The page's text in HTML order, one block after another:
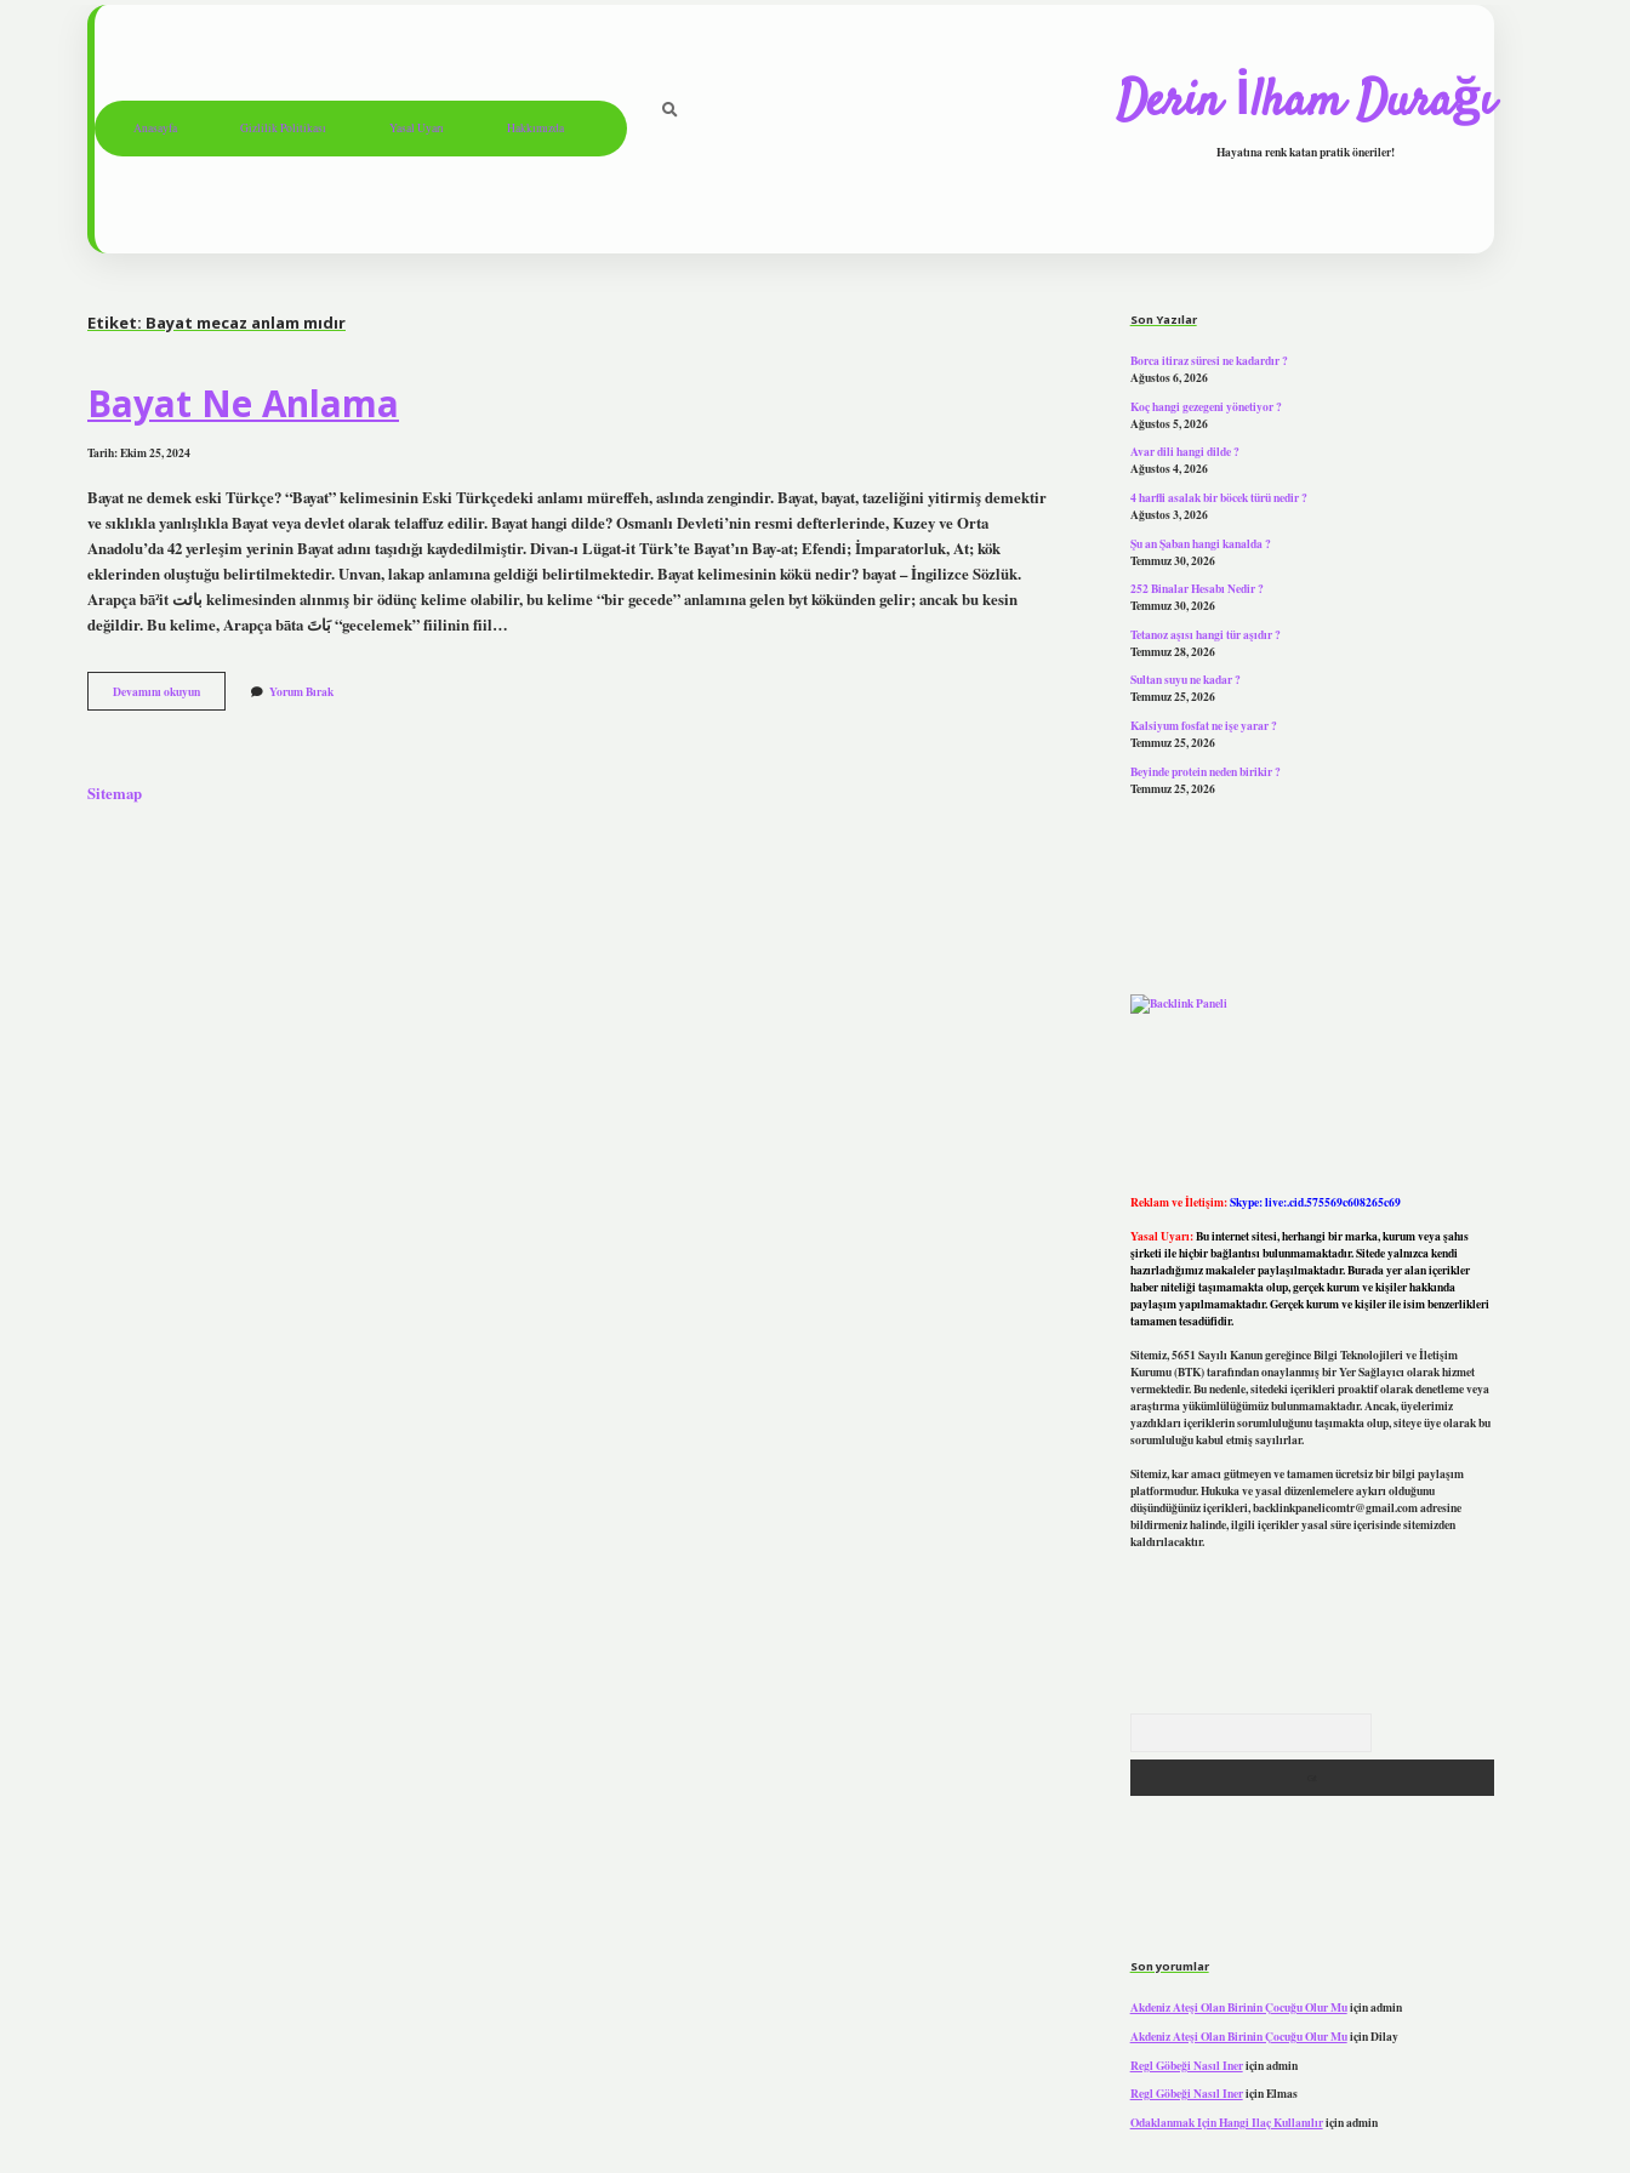
Anasayfa Gizlilik Politikası Yasal Uyarı Hakkımızda Derin İlham Durağı
Hayatına renk katan pratik öneriler!
Etiket: Bayat mecaz anlam mıdır
Bayat Ne Anlama
Tarih: Ekim 25, 2024
Bayat ne demek eski Türkçe? “Bayat” kelimesinin Eski Türkçedeki anlamı müreffeh, aslında zengindir. Bayat, bayat, tazeliğini yitirmiş demektir
ve sıklıkla yanlışlıkla Bayat veya devlet olarak telaffuz edilir. Bayat hangi dilde? Osmanlı Devleti’nin resmi defterlerinde, Kuzey ve Orta
Anadolu’da 42 yerleşim yerinin Bayat adını taşıdığı kaydedilmiştir. Divan-ı Lügat-it Türk’te Bayat’ın Bay-at; Efendi; İmparatorluk, At; kök
eklerinden oluştuğu belirtilmektedir. Unvan, lakap anlamına geldiği belirtilmektedir. Bayat kelimesinin kökü nedir? bayat – İngilizce Sözlük.
Arapça bāˀit بائت kelimesinden alınmış bir ödünç kelime olabilir, bu kelime “bir gecede” anlamına gelen byt kökünden gelir; ancak bu kesin
değildir. Bu kelime, Arapça bāta بَاتَ “gecelemek” fiilinin fiil…
Devamını okuyunBayat
Ne
Yorum Bırak
Sitemap
Son Yazılar
Borca itiraz süresi ne kadardır ?
Ağustos 6, 2026
Koç hangi gezegeni yönetiyor ?
Ağustos 5, 2026
Avar dili hangi dilde ?
Ağustos 4, 2026
4 harfli asalak bir böcek türü nedir ?
Ağustos 3, 2026
Şu an Şaban hangi kanalda ?
Temmuz 30, 2026
252 Binalar Hesabı Nedir ?
Temmuz 30, 2026
Tetanoz aşısı hangi tür aşıdır ?
Temmuz 28, 2026
Sultan suyu ne kadar ?
Temmuz 25, 2026
Kalsiyum fosfat ne işe yarar ?
Temmuz 25, 2026
Beyinde protein neden birikir ?
Temmuz 25, 2026
Reklam ve İletişim:Skype: live:.cid.575569c608265c69
Yasal Uyarı:Bu internet sitesi, herhangi bir marka, kurum veya şahıs
şirketi ile hiçbir bağlantısı bulunmamaktadır. Sitede yalnızca kendi
hazırladığımız makaleler paylaşılmaktadır. Burada yer alan içerikler
haber niteliği taşımamakta olup, gerçek kurum ve kişiler hakkında
paylaşım yapılmamaktadır. Gerçek kurum ve kişiler ile isim benzerlikleri
tamamen tesadüfidir.
Sitemiz, 5651 Sayılı Kanun gereğince Bilgi Teknolojileri ve İletişim
Kurumu (BTK) tarafından onaylanmış bir Yer Sağlayıcı olarak hizmet
vermektedir. Bu nedenle, sitedeki içerikleri proaktif olarak denetleme veya
araştırma yükümlülüğümüz bulunmamaktadır. Ancak, üyelerimiz
yazdıkları içeriklerin sorumluluğunu taşımakta olup, siteye üye olarak bu
sorumluluğu kabul etmiş sayılırlar.
Sitemiz, kar amacı gütmeyen ve tamamen ücretsiz bir bilgi paylaşım
platformudur. Hukuka ve yasal düzenlemelere aykırı olduğunu
düşündüğünüz içerikleri,backlinkpanelicomtr@gmail.comadresine
bildirmeniz halinde, ilgili içerikler yasal süre içerisinde sitemizden
kaldırılacaktır.
Son yorumlar
Akdeniz Ateşi Olan Birinin Çocuğu Olur Muiçinadmin
Akdeniz Ateşi Olan Birinin Çocuğu Olur MuiçinDilay
Regl Göbeği Nasıl Ineriçinadmin
Regl Göbeği Nasıl IneriçinElmas
Odaklanmak Için Hangi Ilaç Kullanılıriçinadmin